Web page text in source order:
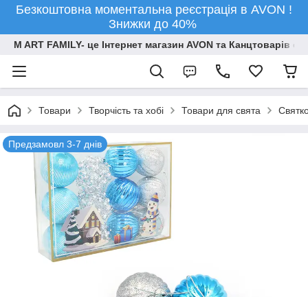
Безкоштовна моментальна реєстрація в AVON !
Знижки до 40%
M ART FAMILY- це Інтернет магазин AVON та Канцтоварів
Товари Творчiсть та хобi Товари для свята
Предзамовл 3-7 днів